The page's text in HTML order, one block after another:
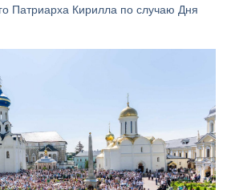
Патриарха Кирилла по случаю Дня